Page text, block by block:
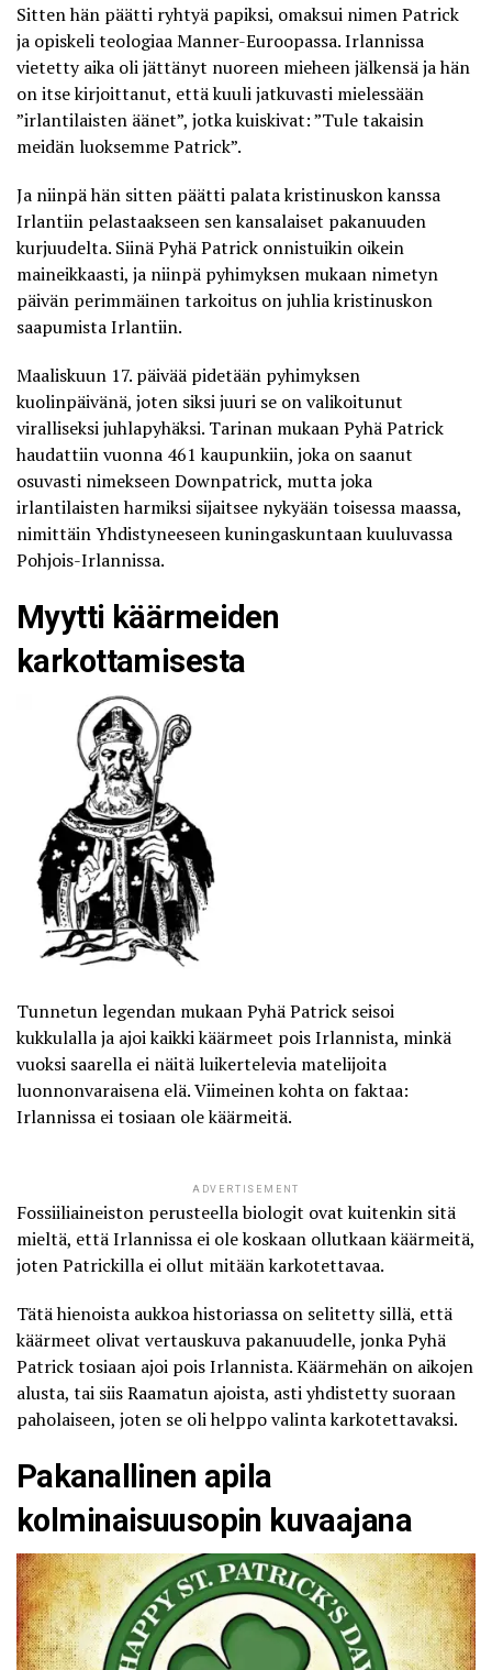
Sitten hän päätti ryhtyä papiksi, omaksui nimen Patrick
ja opiskeli teologiaa Manner-Euroopassa. Irlannissa
vietetty aika oli jättänyt nuoreen mieheen jälkensä ja hän
on itse kirjoittanut, että kuuli jatkuvasti mielessään
”irlantilaisten äänet”, jotka kuiskivat: ”Tule takaisin
meidän luoksemme Patrick”.
Ja niinpä hän sitten päätti palata kristinuskon kanssa
Irlantiin pelastaakseen sen kansalaiset pakanuuden
kurjuudelta. Siinä Pyhä Patrick onnistuikin oikein
maineikkaasti, ja niinpä pyhimyksen mukaan nimetyn
päivän perimmäinen tarkoitus on juhlia kristinuskon
saapumista Irlantiin.
Maaliskuun 17. päivää pidetään pyhimyksen
kuolinpäivänä, joten siksi juuri se on valikoitunut
viralliseksi juhlapyhäksi. Tarinan mukaan Pyhä Patrick
haudattiin vuonna 461 kaupunkiin, joka on saanut
osuvasti nimekseen Downpatrick, mutta joka
irlantilaisten harmiksi sijaitsee nykyään toisessa maassa,
nimittäin Yhdistyneeseen kuningaskuntaan kuuluvassa
Pohjois-Irlannissa.
Myytti käärmeiden
karkottamisesta
Tunnetun legendan mukaan Pyhä Patrick seisoi
kukkulalla ja ajoi kaikki käärmeet pois Irlannista, minkä
vuoksi saarella ei näitä luikertelevia matelijoita
luonnonvaraisena elä. Viimeinen kohta on faktaa:
Irlannissa ei tosiaan ole käärmeitä.
ADVERTISEMENT
Fossiiliaineiston perusteella biologit ovat kuitenkin sitä
mieltä, että Irlannissa ei ole koskaan ollutkaan käärmeitä,
joten Patrickilla ei ollut mitään karkotettavaa.
Tätä hienoista aukkoa historiassa on selitetty sillä, että
käärmeet olivat vertauskuva pakanuudelle, jonka Pyhä
Patrick tosiaan ajoi pois Irlannista. Käärmehän on aikojen
alusta, tai siis Raamatun ajoista, asti yhdistetty suoraan
paholaiseen, joten se oli helppo valinta karkotettavaksi.
Pakanallinen apila
kolminaisuusopin kuvaajana